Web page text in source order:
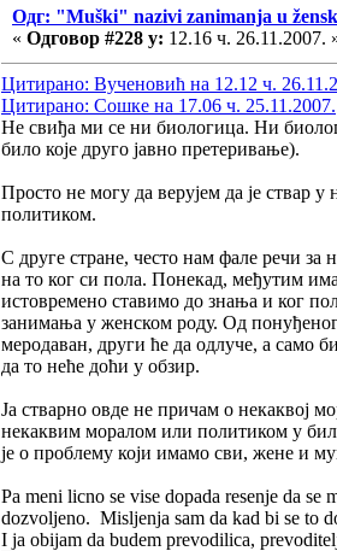
Одг: "Muški" nazivi zanimanja u
« Одговор #228 у: 12.16 ч. 26.11.2007.
Цитирано: Вученовић на 12.12 ч.
Цитирано: Сошке на 17.06 ч. 25.11.2007.
Не свиђа ми се ни биологица. Ни
било које друго јавно претеривање).
Просто не могу да верујем да је ствар у
политиком.
С друге стране, често нам фале речи за
на то ког си пола. Понекад, међутим
истовремено ставимо до знања и ког
занимања у женском роду. Од
меродаван, други ће да одлуче, а само
да то неће доћи у обзир.
Ја стварно овде не причам о некаквој
некаквим моралом или политиком у
је о проблему који имамо сви, жене и
Pa meni licno se vise dopada resenje da
dozvoljeno. Misljenja sam da kad bi se to
I ja obijam da budem prevodilica,